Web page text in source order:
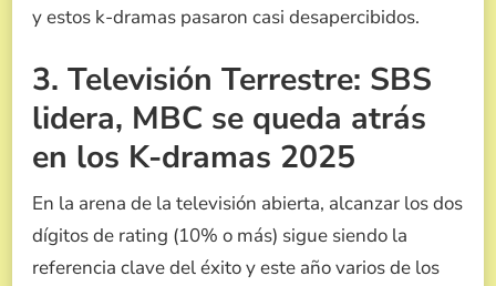
y estos k-dramas pasaron casi desapercibidos.
3. Televisión Terrestre: SBS
lidera, MBC se queda atrás
en los K-dramas 2025
En la arena de la televisión abierta, alcanzar los dos
dígitos de rating (10% o más) sigue siendo la
referencia clave del éxito y este año varios de los